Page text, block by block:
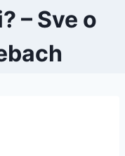
– Sve o